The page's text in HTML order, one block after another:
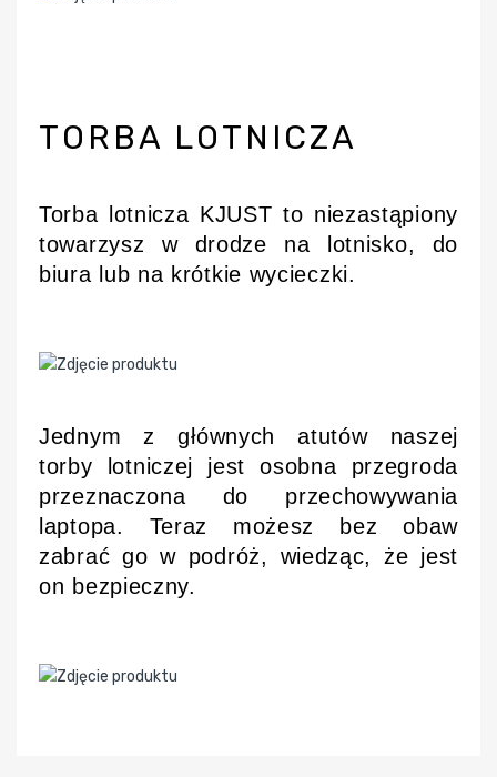
TORBA LOTNICZA
Torba lotnicza KJUST to niezastąpiony
towarzysz w drodze na lotnisko, do
biura lub na krótkie wycieczki.
Jednym z głównych atutów naszej
torby lotniczej jest osobna przegroda
przeznaczona do przechowywania
laptopa. Teraz możesz bez obaw
zabrać go w podróż, wiedząc, że jest
on bezpieczny.